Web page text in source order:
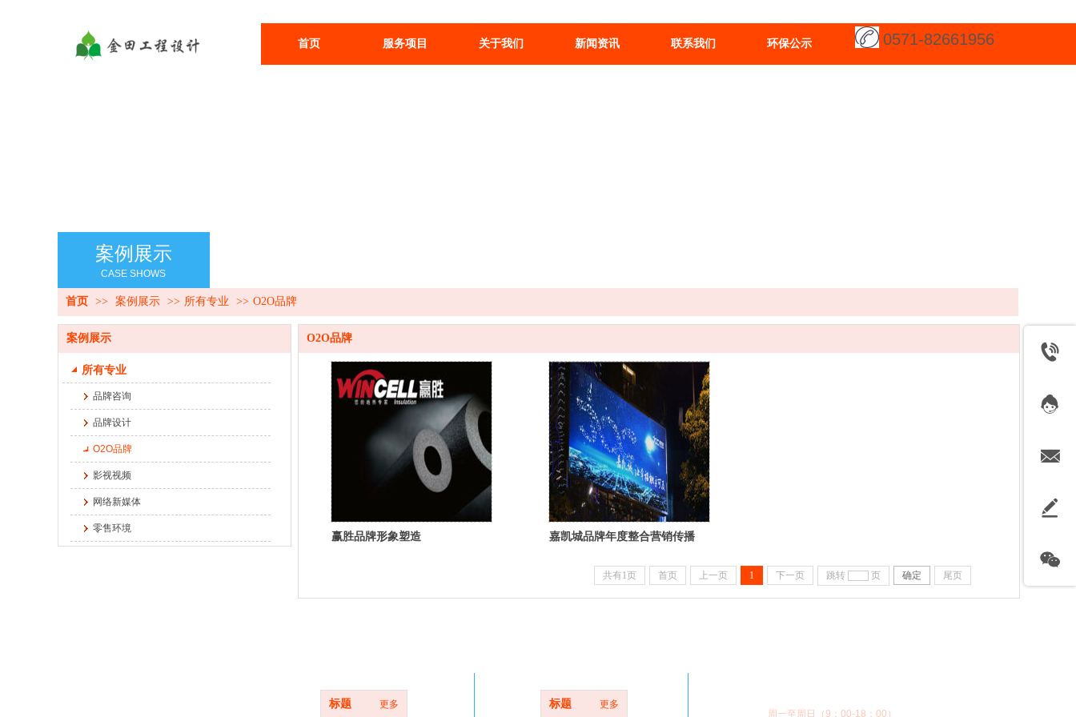
0571-82661956
首页 服务项目 关于我们 新闻资讯 联系我们 环保公示
案例展示
CASE SHOWS
首页 >> 案例展示 >> 所有专业 >> O2O品牌
案例展示
所有专业
品牌咨询
品牌设计
O2O品牌
影视视频
网络新媒体
零售环境
O2O品牌
赢胜品牌形象塑造 嘉凯城品牌年度整合营销传播
共有1页 首页 上一页 1 下一页 跳转 页 确定 尾页
标题 更多 标题 更多
周一至周日（9：00-18：00）